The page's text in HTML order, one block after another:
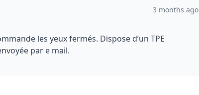
3 months ago
les yeux fermés. Dispose d’un TPE
par e mail.